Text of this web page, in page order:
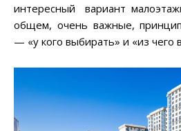
интересный вариант
общем, очень важные,
— «у кого выбирать» и «из чего